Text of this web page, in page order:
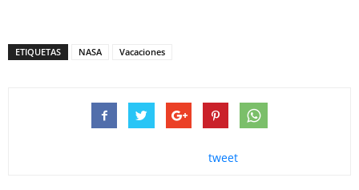
ETIQUETAS NASA Vacaciones
tweet